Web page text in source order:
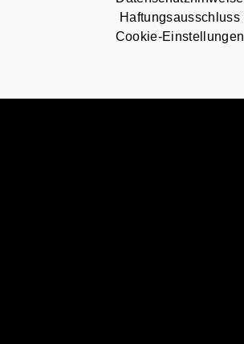
Haftungsausschluss
Cookie-Einstellungen